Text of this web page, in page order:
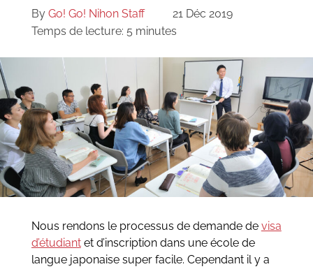
By Go! Go! Nihon Staff
21 Déc 2019
Temps de lecture: 5 minutes
Nous rendons le processus de demande de visa
d’étudiantet d’inscription dans une école de
langue japonaise super facile. Cependant il y a